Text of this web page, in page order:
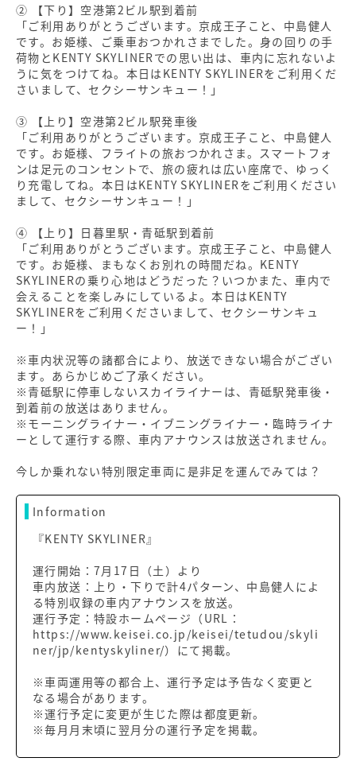
② 【下り】空港第2ビル駅到着前
「ご利用ありがとうございます。京成王子こと、中島健人
です。お姫様、ご乗車おつかれさまでした。身の回りの手
荷物とKENTY SKYLINERでの思い出は、車内に忘れないよ
うに気をつけてね。本日はKENTY SKYLINERをご利用くだ
さいまして、セクシーサンキュー！」
③ 【上り】空港第2ビル駅発車後
「ご利用ありがとうございます。京成王子こと、中島健人
です。お姫様、フライトの旅おつかれさま。スマートフォ
ンは足元のコンセントで、旅の疲れは広い座席で、ゆっく
り充電してね。本日はKENTY SKYLINERをご利用ください
まして、セクシーサンキュー！」
④ 【上り】日暮里駅・青砥駅到着前
「ご利用ありがとうございます。京成王子こと、中島健人
です。お姫様、まもなくお別れの時間だね。KENTY
SKYLINERの乗り心地はどうだった？いつかまた、車内で
会えることを楽しみにしているよ。本日はKENTY
SKYLINERをご利用くださいまして、セクシーサンキュ
ー！」
※車内状況等の諸都合により、放送できない場合がござい
ます。あらかじめご了承ください。
※青砥駅に停車しないスカイライナーは、青砥駅発車後・
到着前の放送はありません。
※モーニングライナー・イブニングライナー・臨時ライナ
ーとして運行する際、車内アナウンスは放送されません。
今しか乗れない特別限定車両に是非足を運んでみては？
Information
『KENTY SKYLINER』
運行開始：7月17日（土）より
車内放送：上り・下りで計4パターン、中島健人によ
る特別収録の車内アナウンスを放送。
運行予定：特設ホームページ（URL：
https://www.keisei.co.jp/keisei/tetudou/skyli
ner/jp/kentyskyliner/）にて掲載。
※車両運用等の都合上、運行予定は予告なく変更と
なる場合があります。
※運行予定に変更が生じた際は都度更新。
※毎月月末頃に翌月分の運行予定を掲載。